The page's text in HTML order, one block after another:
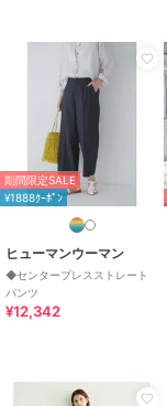
期間限定SALE
¥1888ｸｰﾎﾟﾝ
ヒューマンウーマン
◆センタープレスストレート
パンツ
¥12,342